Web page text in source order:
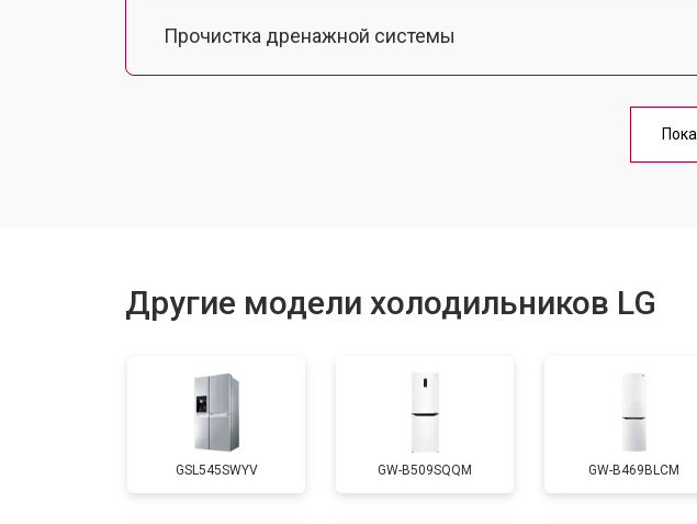
Прочистка дренажной системы
Замена таймера
Замена платы управления (мат.платы, мейн платы)
Другие модели холодильников LG
GSL545SWYV GW-B509SQQM GW-B469BLCM